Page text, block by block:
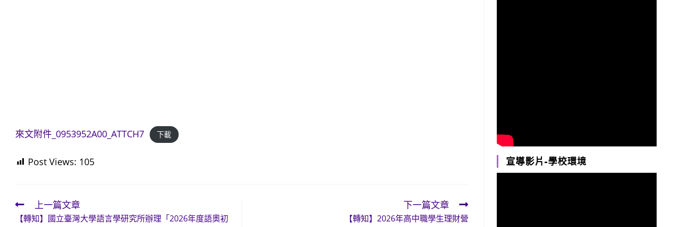
來文附件_0953952A00_ATTCH7 下載
Post Views: 105
Read
more
上一篇文章
【轉知】國立臺灣大學語言學研究所辦理「2026年度語奧初
下一篇文章
【轉知】2026年高中職學生理財營
宣導影片-學校環境